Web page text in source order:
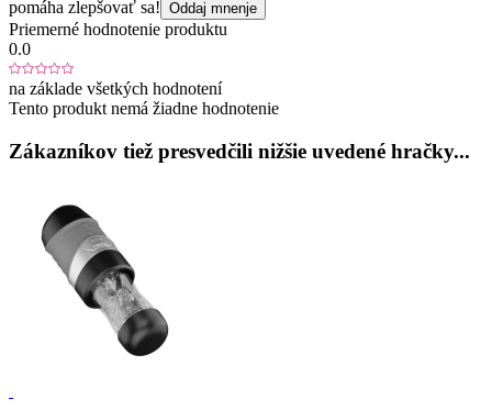
pomáha zlepšovať sa! Oddaj mnenje
Priemerné hodnotenie produktu
0.0
na základe všetkých hodnotení
Tento produkt nemá žiadne hodnotenie
Zákazníkov tiež presvedčili nižšie uvedené hračky...